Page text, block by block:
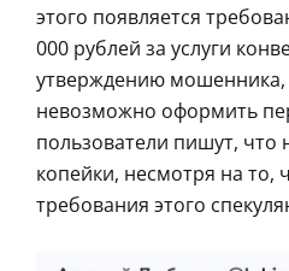
этого появляется
000 рублей за услуги
утверждению мошенника,
невозможно оформить
пользователи пишут, что
копейки, несмотря на то,
требования этого